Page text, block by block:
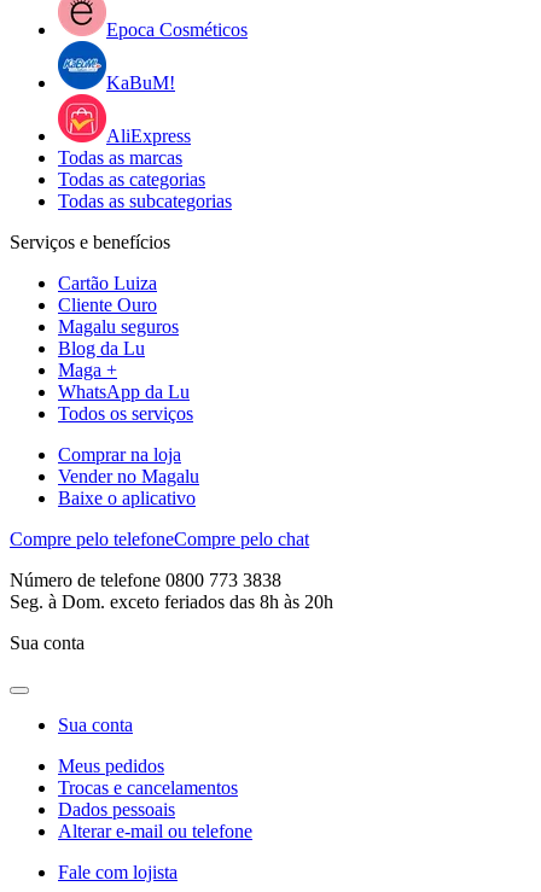
Epoca Cosméticos
KaBuM!
AliExpress
Todas as marcas
Todas as categorias
Todas as subcategorias
Serviços e benefícios
Cartão Luiza
Cliente Ouro
Magalu seguros
Blog da Lu
Maga +
WhatsApp da Lu
Todos os serviços
Comprar na loja
Vender no Magalu
Baixe o aplicativo
Compre pelo telefoneCompre pelo chat
Número de telefone 0800 773 3838
Seg. à Dom. exceto feriados das 8h às 20h
Sua conta
Sua conta
Meus pedidos
Trocas e cancelamentos
Dados pessoais
Alterar e-mail ou telefone
Fale com lojista